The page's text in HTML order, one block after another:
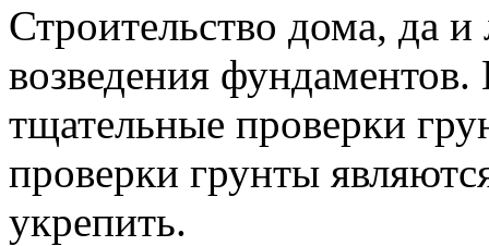
Строительство дома, да и
возведения фундаментов.
тщательные проверки
проверки грунты
укрепить.